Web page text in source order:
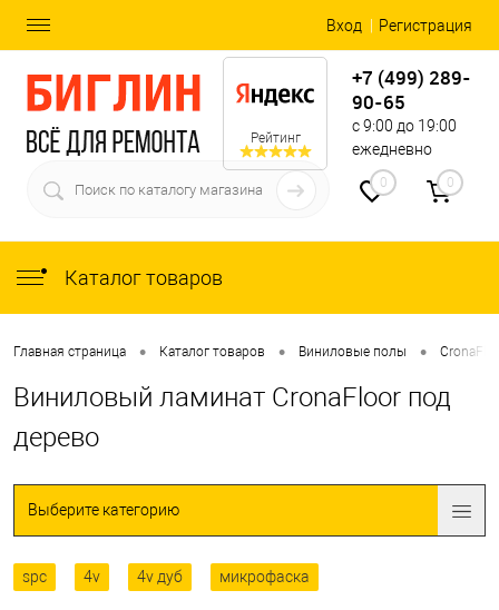
Вход Регистрация
Рейтинг
+7 (499) 289-
90-65
с 9:00 до 19:00
ежедневно
0 0
Каталог товаров
Главная страница • Каталог товаров • Виниловые полы •
Виниловый ламинат CronaFloor под
дерево
Выберите категорию
spc 4v 4v дуб микрофаска